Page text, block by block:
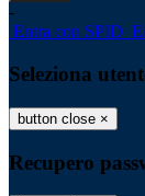
-
Entra con SPID
Seleziona
button close ×
Recupero